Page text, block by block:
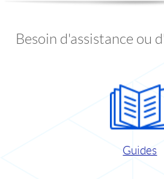
Besoin d'assistance ou
Guides